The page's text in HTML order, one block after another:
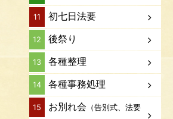
11 初七日法要
12 後祭り
13 各種整理
14 各種事務処理
15 お別れ会 （告別式、法要